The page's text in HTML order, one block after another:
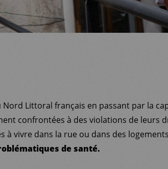
Littoral français en passant par la
confrontées à des violations de leurs
à vivre dans la rue ou dans des
de santé.